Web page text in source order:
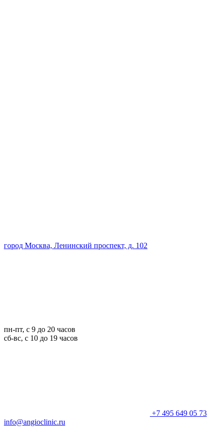
город Москва, Ленинский проспект, д. 102
пн-пт, с 9 до 20 часов
сб-вс, с 10 до 19 часов
+7 495 649 05 73
info@angioclinic.ru